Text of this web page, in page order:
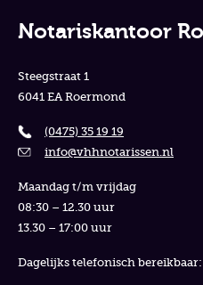
Notariskantoor
Steegstraat 1
6041 EA Roermond
(0475) 35 19 19
info@vhhnotarissen.nl
Maandag t/m vrijdag
08:30 – 12.30 uur
13.30 – 17:00 uur
Dagelijks telefonisch bereikbaar: